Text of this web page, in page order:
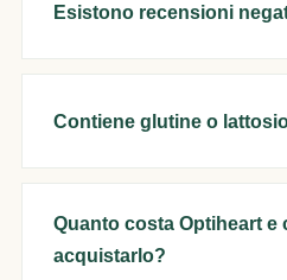
Esistono recensioni
Contiene glutine o
Quanto costa Optiheart e
acquistarlo?